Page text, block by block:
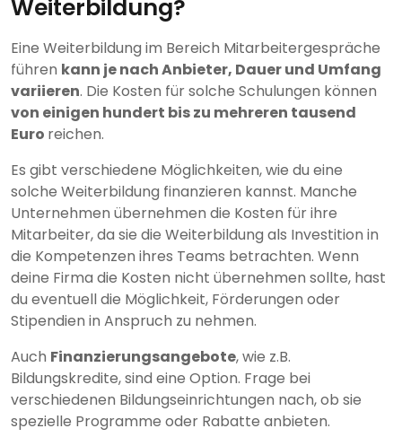
Weiterbildung?
Eine Weiterbildung im Bereich Mitarbeitergespräche
führen kann je nach Anbieter, Dauer und Umfang
variieren. Die Kosten für solche Schulungen können
von einigen hundert bis zu mehreren tausend
Euro reichen.
Es gibt verschiedene Möglichkeiten, wie du eine
solche Weiterbildung finanzieren kannst. Manche
Unternehmen übernehmen die Kosten für ihre
Mitarbeiter, da sie die Weiterbildung als Investition in
die Kompetenzen ihres Teams betrachten. Wenn
deine Firma die Kosten nicht übernehmen sollte, hast
du eventuell die Möglichkeit, Förderungen oder
Stipendien in Anspruch zu nehmen.
Auch Finanzierungsangebote, wie z.B.
Bildungskredite, sind eine Option. Frage bei
verschiedenen Bildungseinrichtungen nach, ob sie
spezielle Programme oder Rabatte anbieten.